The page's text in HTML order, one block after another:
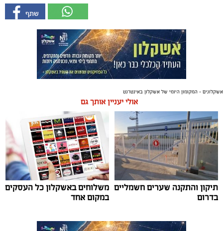
אשקלונים - המקומון היומי של אשקלון באינטרנט
אולי יעניין אותך גם
תיקון והתקנה שערים חשמליים
בדרום
משלוחים באשקלון כל העסקים
במקום אחד